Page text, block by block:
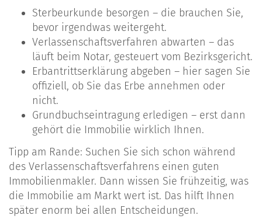
Sterbeurkunde besorgen – die brauchen Sie,
bevor irgendwas weitergeht.
Verlassenschaftsverfahren abwarten – das
läuft beim Notar, gesteuert vom Bezirksgericht.
Erbantrittserklärung abgeben – hier sagen Sie
offiziell, ob Sie das Erbe annehmen oder
nicht.
Grundbuchseintragung erledigen – erst dann
gehört die Immobilie wirklich Ihnen.
Tipp am Rande: Suchen Sie sich schon während
des Verlassenschaftsverfahrens einen guten
Immobilienmakler. Dann wissen Sie frühzeitig, was
die Immobilie am Markt wert ist. Das hilft Ihnen
später enorm bei allen Entscheidungen.